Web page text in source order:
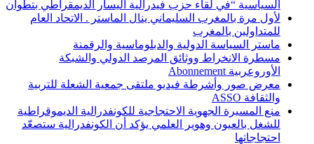
السياسية “في لقاء حزب فيدرالية اليسار الديمقراطي بتطوان
لأول مرة بالمغرب السليماني ينال الماستر . الاتحاد العام
للمتداولين بالمغرب
ماستر السياسة الدولية والدبلوماسية والرقمنة
مسطرة الانخراط ووثائق المرصد الدولي والشبكة
الأوروعربية Abonnement
معرض صور وأشرطة فيديو ملتقى جمعية الشعلة للتربية
والثقافة ASSO
منع المسيرة الجهوية الاحتجاجية للكونفدرالية الديموقراطية
للشغل بالعيون وهوير العلمي يؤكد أن الكونفدرالية ستصعّد
احتجاجاتها